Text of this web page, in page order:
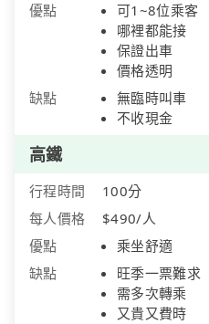
優點
可1~8位乘客
哪裡都能接
保證出車
價格透明
缺點
無臨時叫車
不收現金
高鐵
行程時間
100分
每人價格
$490/人
優點
乘坐舒適
缺點
旺季一票難求
需多次轉乘
又貴又費時